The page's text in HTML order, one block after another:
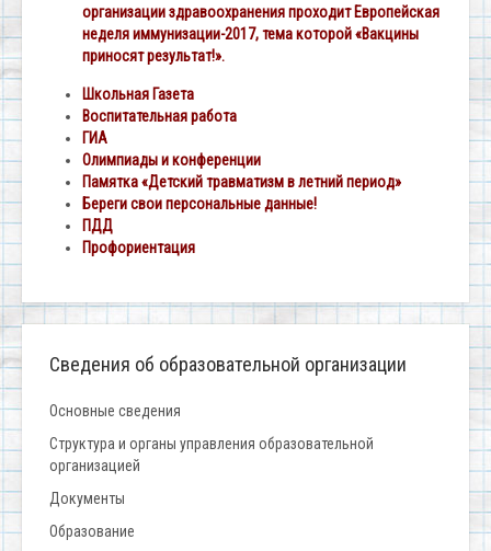
организации здравоохранения проходит Европейская
неделя иммунизации-2017, тема которой «Вакцины
приносят результат!».
Школьная Газета
Воспитательная работа
ГИА
Олимпиады и конференции
Памятка «Детский травматизм в летний период»
Береги свои персональные данные!
ПДД
Профориентация
Сведения об образовательной организации
Основные сведения
Структура и органы управления образовательной
организацией
Документы
Образование